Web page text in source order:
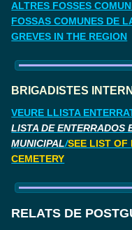
ALTRES FOSSES
FOSSAS COMUNES DE
GREVES IN THE REGION
BRIGADISTES
VEURE LLISTA
LISTA DE ENTERRADOS
MUNICIPAL/SEE LIST OF
CEMETERY
RELATS DE